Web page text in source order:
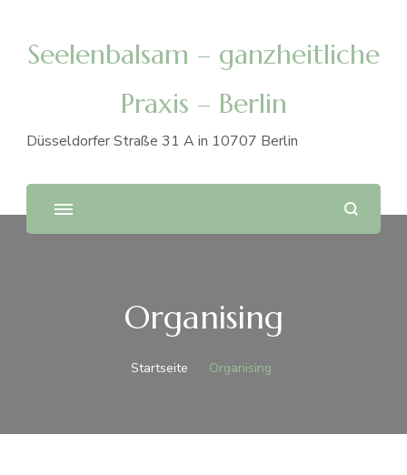
Seelenbalsam – ganzheitliche
Praxis – Berlin
Düsseldorfer Straße 31 A in 10707 Berlin
Organising
Startseite Organising